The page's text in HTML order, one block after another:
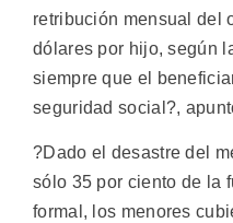
retribución mensual del
dólares por hijo, según
siempre que el
seguridad social?,
?Dado el desastre del
sólo 35 por ciento de la
formal, los menores